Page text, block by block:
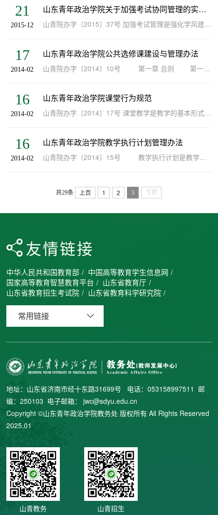
21
2015-12
山东青年政治学院关于加强考试协同管理的实施办法
山青院办字〔2015〕37号 加强考试管理是强化学风建设的重要内容，是保证教学质量的重要措施和手段。为进一步提高课程考试管理水平，推动考风学风建设，现就加强考试协同管理提出以下意见。 &nbsp...
17
2014-02
山东青年政治学院公共选修课建设与管理办法
山青院办字〔2014〕10号 第一章 总则 第一条 公共选修课是高校人才培养计划与课程体系的重要组成部分，是实施素质教育的重要方式和途径。为加强学校公共选修课...
16
2014-02
山东青年政治学院课堂行为规范
山青院办字〔2014〕17号 课堂教学是教学的基本形式，是学生获取知识、修养品德、提高素质的主渠道，为切实加强教学管理，确保课堂教学规范、有序、可监控，建设优良的教风、学风，全...
16
2014-02
山东青年政治学院教学执行计划管理办法
山青院办字〔2014〕15号 教学执行计划是教学基本文件之一，是专业人才培养方案在学期教学中的具体执行文件。教学执行计划的制定必须以人才培养方案为依据。为进一步规范我校教学...
共29条 上页 1 2 3 下页
友情链接
中华人民共和国教育部 / 中国高等教育学生信息网 /
国家高等教育智慧教育平台 / 山东省教育厅 /
山东省教育招生考试院 / 山东省教育科学研究院 /
常用链接
地址：山东省济南市经十东路31699号 电话：053158997511 邮
编：250103 电子邮箱： jwc@sdyu.edu.cn
Copyright ©山东青年政治学院教务处 版权所有 All Rights Reserved
2025.01
山青教务 山青招生